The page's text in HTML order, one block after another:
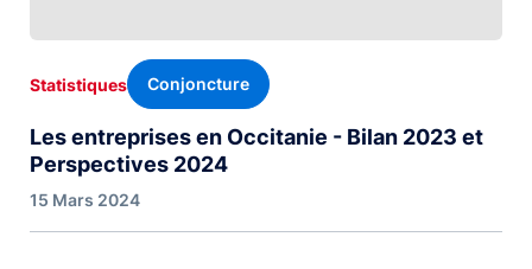
Les entreprises en Occitanie - Bilan 2023 et
Perspectives 2024
Statistiques Conjoncture
15 Mars 2024